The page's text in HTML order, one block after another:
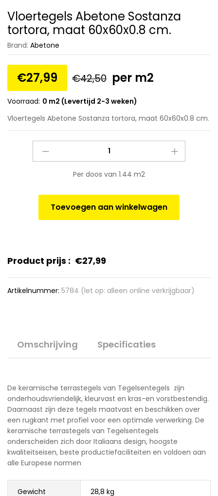
Vloertegels Abetone Sostanza
tortora, maat 60x60x0.8 cm.
Brand: Abetone
€27,99 €42,50 per m2
Voorraad: 0 m2 (Levertijd 2-3 weken)
Vloertegels Abetone Sostanza tortora, maat 60x60x0.8 cm.
quantity
Per doos van 1.44 m2
Toevoegen aan winkelwagen
Product prijs : €27,99
Artikelnummer: 5784 (let op: alleen online verkrijgbaar)
Omschrijving Specificaties
De keramische terrastegels van Tegelsentegels zijn
onderhoudsvriendelijk, kleurvast en kras-en vorstbestendig.
Daarnaast zijn deze tegels maatvast en beschikken over
een rugkant met profiel voor een optimale verwerking. De
keramische terrastegels van Tegelsentegels
onderscheiden zich door Italiaans design, hoogste
kwaliteitseisen, beste productiefaciliteiten en voldoen aan
alle Europese normen
Gewicht 28,8 kg